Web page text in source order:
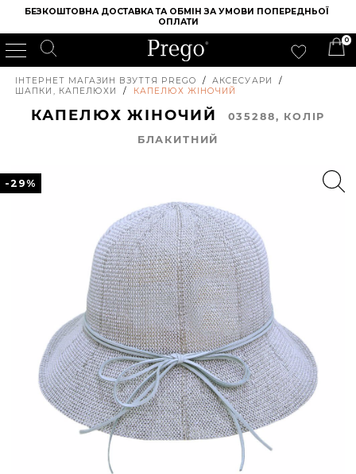
БЕЗКОШТОВНА ДОСТАВКА ТА ОБМІН ЗА УМОВИ ПОПЕРЕДНЬОЇ
ОПЛАТИ
0
ІНТЕРНЕТ МАГАЗИН ВЗУТТЯ PREGO / АКСЕСУАРИ
/
ШАПКИ, КАПЕЛЮХИ
/ КАПЕЛЮХ ЖІНОЧИЙ
КАПЕЛЮХ ЖІНОЧИЙ
035288, КОЛIР
БЛАКИТНИЙ
-29%